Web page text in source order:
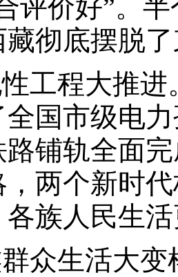
评价好”。
藏彻底摆脱
工程大推
全国市级电
路铺轨全面
，两个新时
各族人民生
众生活大变